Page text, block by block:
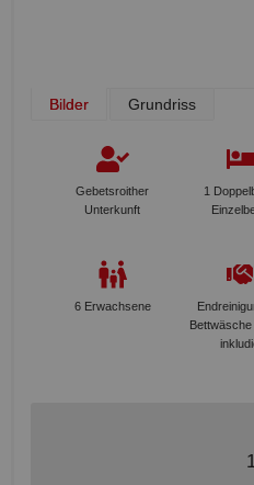
Bilder Grundriss
Gebetsroither
Unterkunft
1
6 Erwachsene
Bettwäsche